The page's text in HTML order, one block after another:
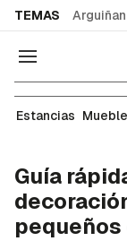
TEMAS
Navegación
Ideas para
Estancias
Guía